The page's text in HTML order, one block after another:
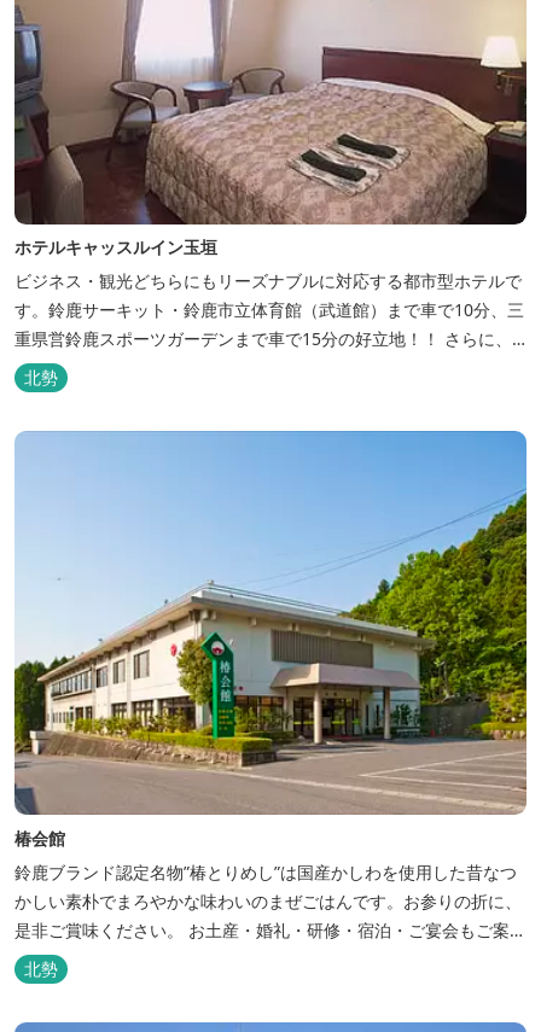
ホテルキャッスルイン玉垣
ビジネス・観光どちらにもリーズナブルに対応する都市型ホテルで
す。鈴鹿サーキット・鈴鹿市立体育館（武道館）まで車で10分、三
重県営鈴鹿スポーツガーデンまで車で15分の好立地！！ さらに、
全檜造り貸切風呂や各種サービスでお待ち致しております。
北勢
椿会館
鈴鹿ブランド認定名物”椿とりめし”は国産かしわを使用した昔なつ
かしい素朴でまろやかな味わいのまぜごはんです。お参りの折に、
是非ご賞味ください。 お土産・婚礼・研修・宿泊・ご宴会もご案内
しております。
北勢